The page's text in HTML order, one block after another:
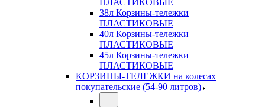
ПЛАСТИКОВЫЕ
38л Корзины-тележки
ПЛАСТИКОВЫЕ
40л Корзины-тележки
ПЛАСТИКОВЫЕ
45л Корзины-тележки
ПЛАСТИКОВЫЕ
КОРЗИНЫ-ТЕЛЕЖКИ на колесах
покупательские (54-90 литров)